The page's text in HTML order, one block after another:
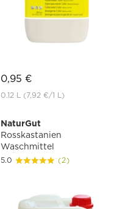
0,95 €
0.12 L (7,92 €/1 L)
NaturGut
Rosskastanien
Waschmittel
5.0 (2)